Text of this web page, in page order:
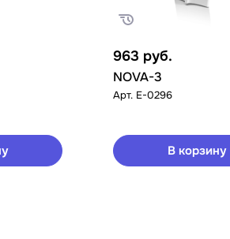
963 руб.
NOVA-3
Арт. E-0296
В корзину